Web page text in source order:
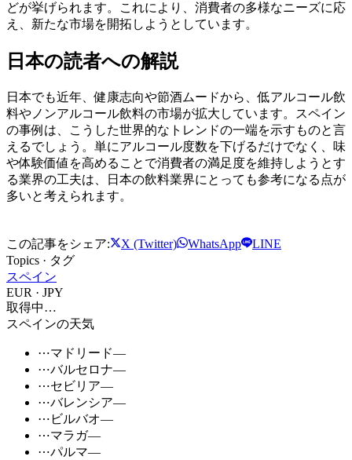
どが挙げられます。これにより、消費者の多様なニーズに応
え、新たな市場を開拓しようとしています。
日本の読者への解説
日本でも近年、健康志向や節酒ムードから、低アルコール飲
料やノンアルコール飲料の市場が拡大しています。スペイン
の事例は、こうした世界的なトレンドの一端を示すものと言
えるでしょう。単にアルコール度数を下げるだけでなく、味
や体験価値を高めることで消費者の満足度を維持しようとす
る業界の工夫は、日本の飲料業界にとっても参考になる点が
多いと考えられます。
この記事をシェア: X (Twitter) WhatsApp
LINE
Topics · タグ
スペイン
EUR · JPY
取得中…
スペインの天気
⋯マドリード—
⋯バルセロナ—
⋯セビリア—
⋯バレンシア—
⋯ ビルバオ—
⋯マラガ—
⋯パルマ—